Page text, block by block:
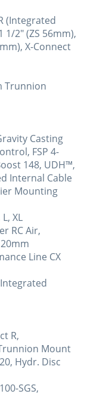
(Integrated
1/2" (ZS 56mm),
X-Connect
Trunnion
Casting
FSP 4-
148, UDH™,
Internal Cable
Mounting
XL
RC Air,
Line CX
R,
Mount
Hydr. Disc
SGS,